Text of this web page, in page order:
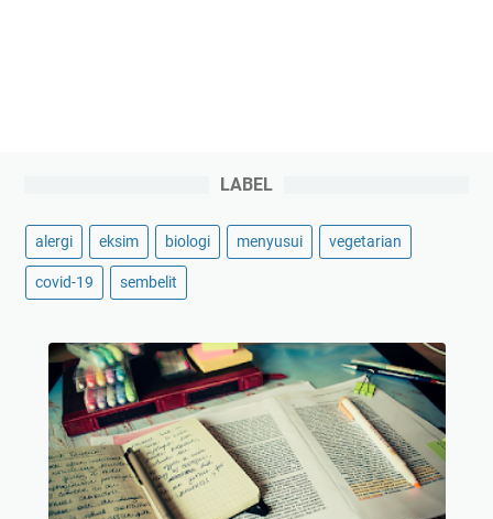
LABEL
alergi eksim biologi menyusui vegetarian
covid-19 sembelit